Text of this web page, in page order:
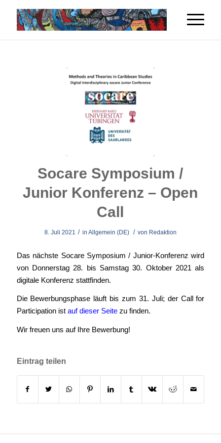
Socare Symposium /
Junior Konferenz – Open
Call
8. Juli 2021 / in Allgemein (DE) / von Redaktion
Das nächste Socare Symposium / Junior-Konferenz wird
von Donnerstag 28. bis Samstag 30. Oktober 2021 als
digitale Konferenz stattfinden.
Die Bewerbungsphase läuft bis zum 31. Juli; der Call for
Participation ist auf dieser Seitezu finden.
Wir freuen uns auf Ihre Bewerbung!
Eintrag teilen